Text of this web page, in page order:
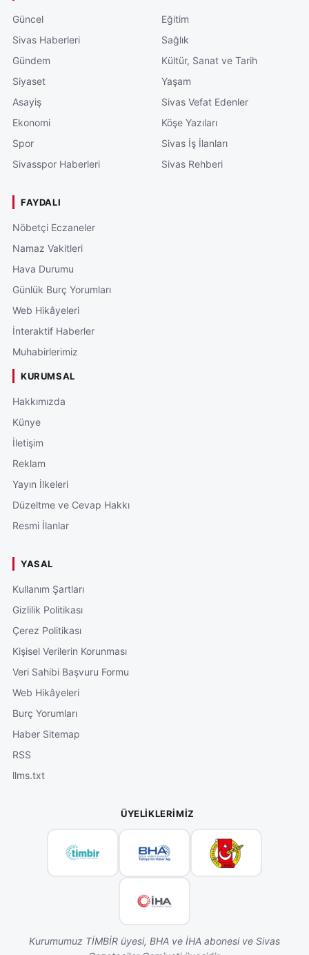
Güncel
Sivas Haberleri
Gündem
Siyaset
Asayiş
Ekonomi
Spor
Sivasspor Haberleri
Eğitim
Sağlık
Kültür, Sanat ve Tarih
Yaşam
Sivas Vefat Edenler
Köşe Yazıları
Sivas İş İlanları
Sivas Rehberi
FAYDALI
Nöbetçi Eczaneler
Namaz Vakitleri
Hava Durumu
Günlük Burç Yorumları
Web Hikâyeleri
İnteraktif Haberler
Muhabirlerimiz
KURUMSAL
Hakkımızda
Künye
İletişim
Reklam
Yayın İlkeleri
Düzeltme ve Cevap Hakkı
Resmi İlanlar
YASAL
Kullanım Şartları
Gizlilik Politikası
Çerez Politikası
Kişisel Verilerin Korunması
Veri Sahibi Başvuru Formu
Web Hikâyeleri
Burç Yorumları
Haber Sitemap
RSS
llms.txt
ÜYELIKLERIMIZ
Kurumumuz TİMBİR üyesi, BHA ve İHA abonesi ve Sivas